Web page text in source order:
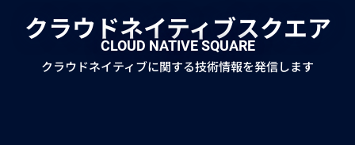
クラウドネイティブスクエア
CLOUD NATIVE SQUARE
クラウドネイティブに関する技術情報を発信します